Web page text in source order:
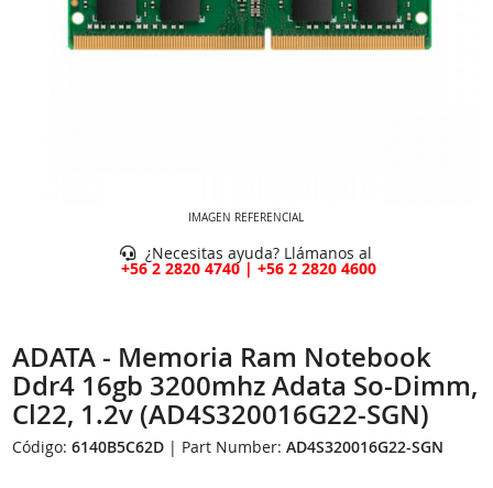
IMAGEN REFERENCIAL
¿Necesitas ayuda? Llámanos al
+56 2 2820 4740 | +56 2 2820 4600
ADATA - Memoria Ram Notebook
Ddr4 16gb 3200mhz Adata So-Dimm,
Cl22, 1.2v (AD4S320016G22-SGN)
Código:6140B5C62D | Part Number:AD4S320016G22-SGN